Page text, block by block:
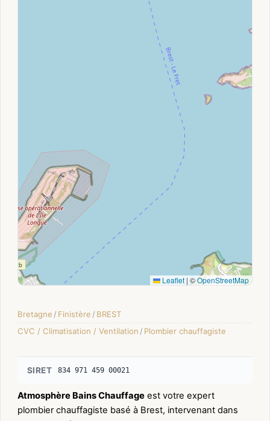
Leaflet | ©OpenStreetMap
Bretagne / Finistère / BREST
CVC / Climatisation / Ventilation / Plombier chauffagiste
SIRET 834 971 459 00021
Atmosphère Bains Chauffage est votre expert
plombier chauffagiste basé à Brest, intervenant dans